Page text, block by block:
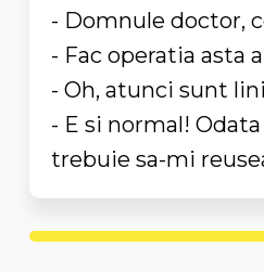
- Domnule doctor,
- Fac operatia asta
- Oh, atunci sunt
- E si normal!
trebuie sa-mi